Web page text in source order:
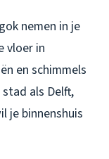
nemen in je
vloer in
en schimmels
als Delft,
je binnenshuis